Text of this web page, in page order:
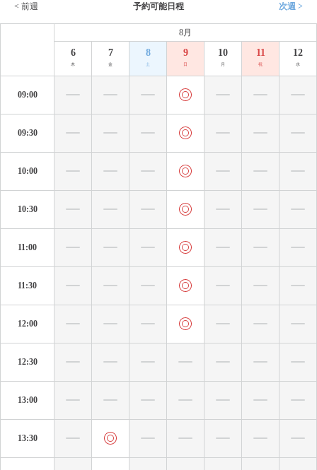
< 前週 予約可能日程 次週 >
8月
6
木
7
金
8
土
9
日
10
月
11
祝
12
水
09:00
09:30
10:00
10:30
11:00
11:30
12:00
12:30
13:00
13:30